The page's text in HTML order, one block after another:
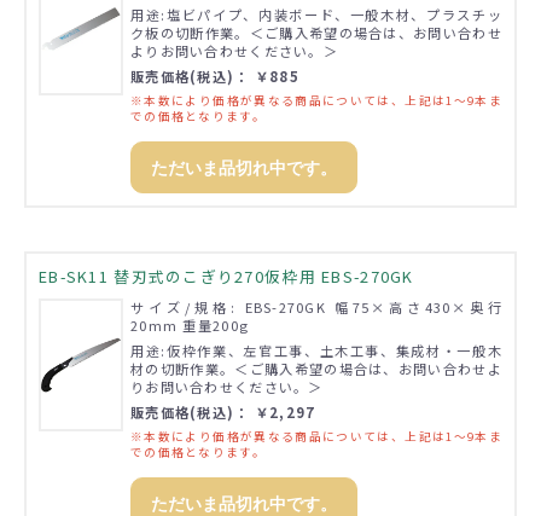
用途:塩ビパイプ、内装ボード、一般木材、プラスチッ
ク板の切断作業。＜ご購入希望の場合は、お問い合わせ
よりお問い合わせください。＞
販売価格(税込)： ￥885
※本数により価格が異なる商品については、上記は1～9本ま
での価格となります。
ただいま品切れ中です。
EB-SK11 替刃式のこぎり270仮枠用 EBS-270GK
サイズ/規格: EBS-270GK 幅75×高さ430×奥行
20mm 重量200g
用途:仮枠作業、左官工事、土木工事、集成材・一般木
材の切断作業。＜ご購入希望の場合は、お問い合わせよ
りお問い合わせください。＞
販売価格(税込)： ￥2,297
※本数により価格が異なる商品については、上記は1～9本ま
での価格となります。
ただいま品切れ中です。